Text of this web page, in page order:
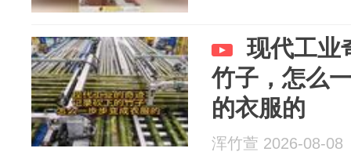
现代工业
竹子，怎么
的衣服的
浑竹萱 2026-08-08